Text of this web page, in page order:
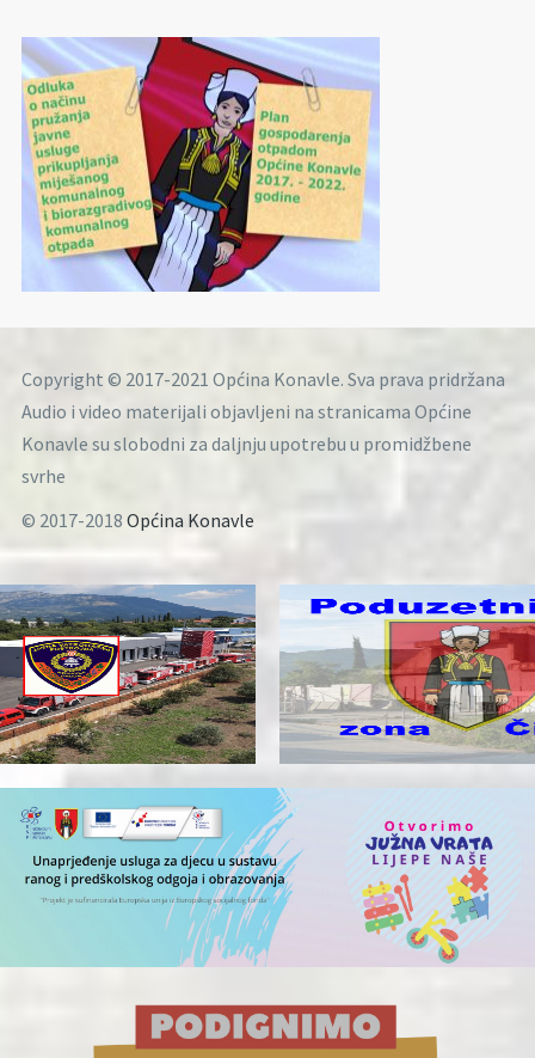
Copyright © 2017-2021 Općina Konavle. Sva prava pridržana
Audio i video materijali objavljeni na stranicama Općine
Konavle su slobodni za daljnju upotrebu u promidžbene
svrhe
© 2017-2018 Općina Konavle